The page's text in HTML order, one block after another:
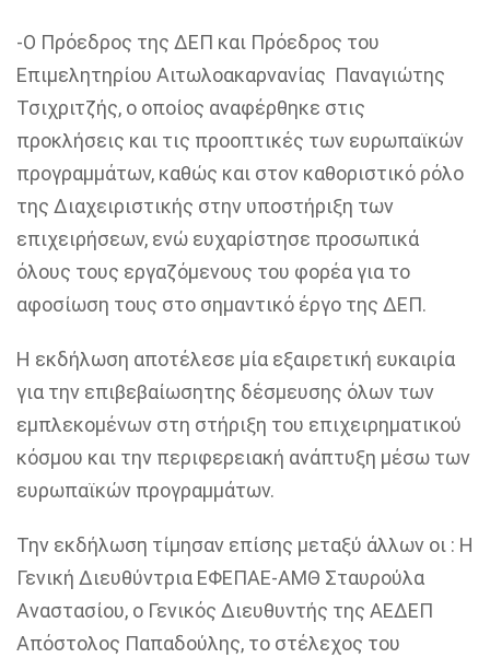
-Ο Πρόεδρος της ΔΕΠ και Πρόεδρος του
Επιμελητηρίου Αιτωλοακαρνανίας Παναγιώτης
Τσιχριτζής, ο οποίος αναφέρθηκε στις
προκλήσεις και τις προοπτικές των ευρωπαϊκών
προγραμμάτων, καθώς και στον καθοριστικό ρόλο
της Διαχειριστικής στην υποστήριξη των
επιχειρήσεων, ενώ ευχαρίστησε προσωπικά
όλους τους εργαζόμενους του φορέα για το
αφοσίωση τους στο σημαντικό έργο της ΔΕΠ.
Η εκδήλωση αποτέλεσε μία εξαιρετική ευκαιρία
για την επιβεβαίωσητης δέσμευσης όλων των
εμπλεκομένων στη στήριξη του επιχειρηματικού
κόσμου και την περιφερειακή ανάπτυξη μέσω των
ευρωπαϊκών προγραμμάτων.
Την εκδήλωση τίμησαν επίσης μεταξύ άλλων οι : Η
Γενική Διευθύντρια ΕΦΕΠΑΕ-ΑΜΘ Σταυρούλα
Αναστασίου, ο Γενικός Διευθυντής της ΑΕΔΕΠ
Απόστολος Παπαδούλης, το στέλεχος του